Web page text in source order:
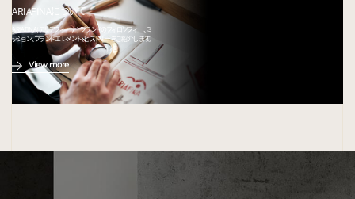
ARIAFINAについて
ARIAFINA(アリアフィーナ) ブランドのフィロソフィー、ミ
ッション、ブランドエレメント、ヒストリーをご紹介します。
View more